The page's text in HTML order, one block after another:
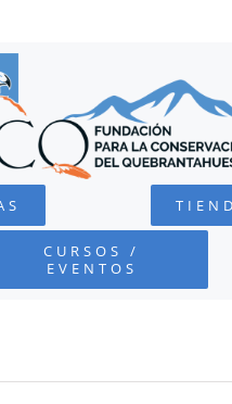
CURSOS /
EVENTOS